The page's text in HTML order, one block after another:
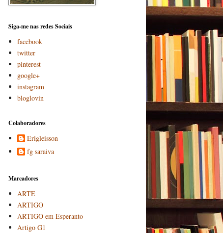
Siga-me nas redes Sociais
facebook
twitter
pinterest
google+
instagram
bloglovin
Colaboradores
Erigleisson
fg saraiva
Marcadores
ARTE
ARTIGO
ARTIGO em Esperanto
Artigo G1